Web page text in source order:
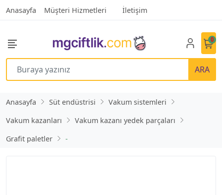
Anasayfa Müşteri Hizmetleri İletişim
ARA
0
Anasayfa Süt endüstrisi
Vakum sistemleri
Vakum kazanları
Vakum kazanı yedek parçaları
Grafit paletler
-